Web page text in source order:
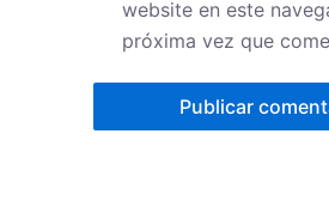
website en este
próxima vez que